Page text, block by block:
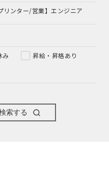
リンター/営業】エンジニア
み
昇給・昇格あり
索する